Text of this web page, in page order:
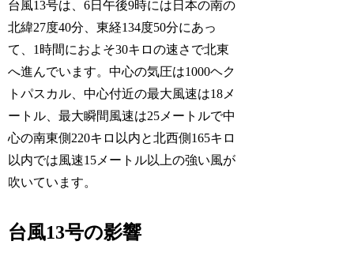
台風13号は、6日午後9時には日本の南の
北緯27度40分、東経134度50分にあっ
て、1時間におよそ30キロの速さで北東
へ進んでいます。中心の気圧は1000ヘク
トパスカル、中心付近の最大風速は18メ
ートル、最大瞬間風速は25メートルで中
心の南東側220キロ以内と北西側165キロ
以内では風速15メートル以上の強い風が
吹いています。
台風13号の影響